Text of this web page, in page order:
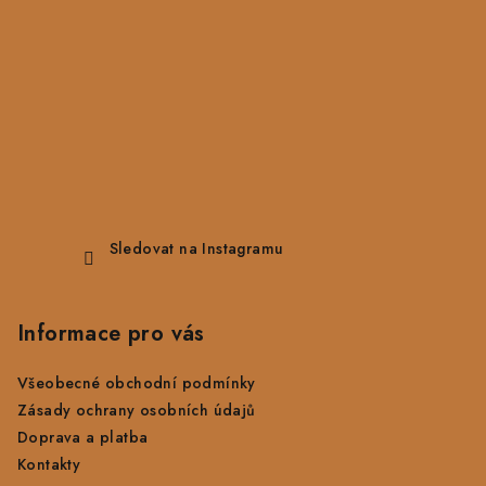
Sledovat na Instagramu
Informace pro vás
Všeobecné obchodní podmínky
Zásady ochrany osobních údajů
Doprava a platba
Kontakty